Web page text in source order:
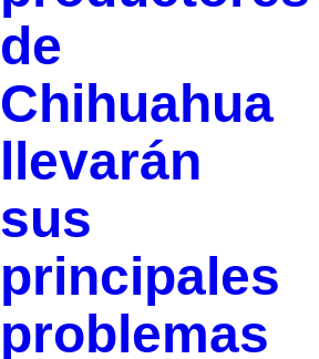
de
Chihuahua
llevarán
sus
principales
problemas